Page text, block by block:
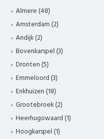
Almere (48)
Amsterdam (2)
Andijk (2)
Bovenkarspel (3)
Dronten (5)
Emmeloord (3)
Enkhuizen (18)
Grootebroek (2)
Heerhugowaard (1)
Hoogkarspel (1)